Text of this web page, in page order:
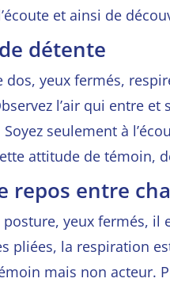
et ainsi de
détente
dos, yeux fermés,
l’air qui entre
seulement à
attitude de témoin,
repos entre
posture, yeux fermés,
pliées, la respiration
mais non acteur.